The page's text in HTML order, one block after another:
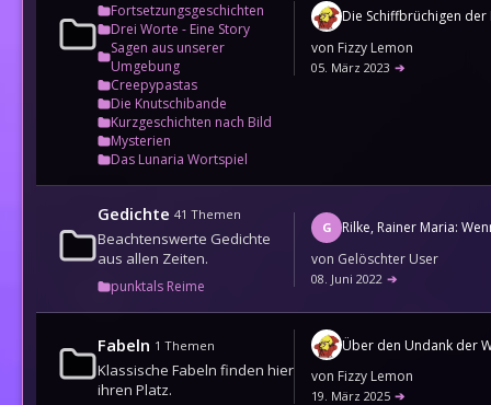
Fortsetzungsgeschichten
Drei Worte - Eine Story
Sagen aus unserer
Umgebung
Creepypastas
Die Knutschibande
Kurzgeschichten nach Bild
Mysterien
Das Lunaria Wortspiel
von Fizzy Lemon
05. März 2023 ➔
Gedichte 41 Themen
Beachtenswerte Gedichte
aus allen Zeiten.
punktals Reime
G
von Gelöschter User
08. Juni 2022 ➔
Fabeln 1 Themen
Klassische Fabeln finden hier
ihren Platz.
Über den Undank der
von Fizzy Lemon
19. März 2025 ➔